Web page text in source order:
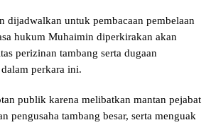
dijadwalkan untuk pembacaan pembelaan
hukum Muhaimin diperkirakan akan
perizinan tambang serta dugaan
perkara ini.
publik karena melibatkan mantan pejabat
pengusaha tambang besar, serta menguak